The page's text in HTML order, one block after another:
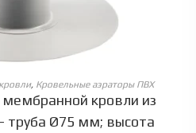
ОПЦІЇ
, Кровельные аэраторы ПВХ
кровли из
Ø75 мм; высота